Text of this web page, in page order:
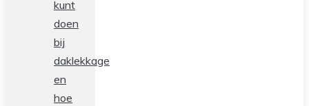
kunt
doen
bij
daklekkage
en
hoe